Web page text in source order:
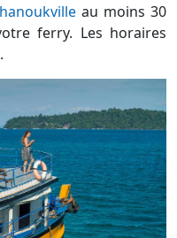
au moins 30
ferry. Les horaires